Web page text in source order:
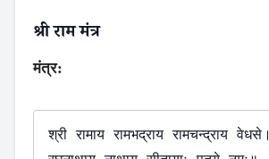
श्री राम मंत्र
मंत्र:
श्री रामाय रामभद्राय रामचन्द्राय वेधसे।